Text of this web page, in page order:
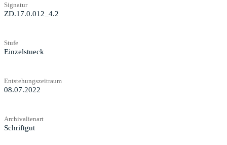
Signatur
ZD.17.0.012_4.2
Stufe
Einzelstueck
Entstehungszeitraum
08.07.2022
Archivalienart
Schriftgut